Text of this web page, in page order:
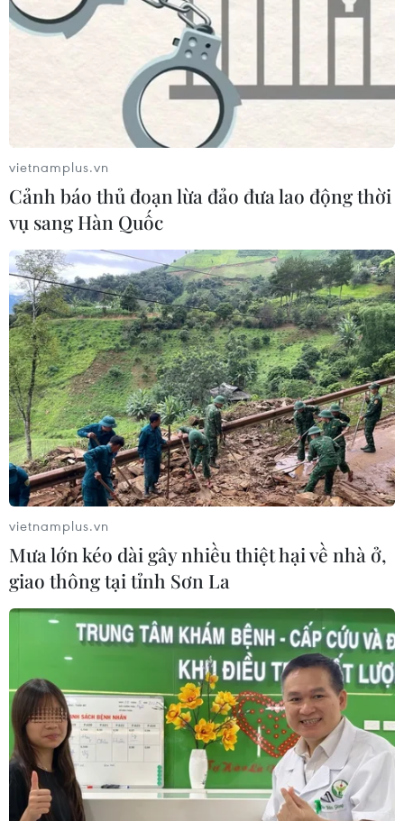
​'Lấy người học làm trung tâm, nâng cao
chất lượng giáo dục'
21/05/2019 06:36
Đại biểu Dương Trung Quốc (Đồng Nai) cho rằng để tạo
sự chuyển biến căn bản về phương pháp giảng dạy
phải "lấy người học làm trung tâm."
Xử lý kỷ luật tập thể và cá nhân vụ cô giáo
đánh học sinh ở Hải Phòng
21/05/2019 11:10
Quận Hồng Bàng, Hải Phòng đã công bố quyết định xử
lý vi phạm đối với tập thể, cá nhân liên quan vụ cô giáo
Nguyễn Thị Thu Trang đánh học sinh tại Trường Tiểu học
Quán Toan.
vietnamplus.vn
Cảnh báo thủ đoạn lừa đảo đưa lao động thời
vụ sang Hàn Quốc
vietnamplus.vn
Mưa lớn kéo dài gây nhiều thiệt hại về nhà ở,
giao thông tại tỉnh Sơn La